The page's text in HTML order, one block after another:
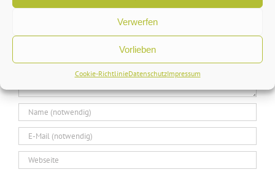
Verwerfen
Vorlieben
Cookie-RichtlinieDatenschutzImpressum
Kommentar